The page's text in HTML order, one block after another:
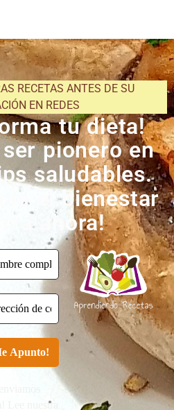
RECETAS ANTES DE SU
EN REDES
tu dieta!
pionero en
saludables.
el bienestar
ahora!
Lee nuestra